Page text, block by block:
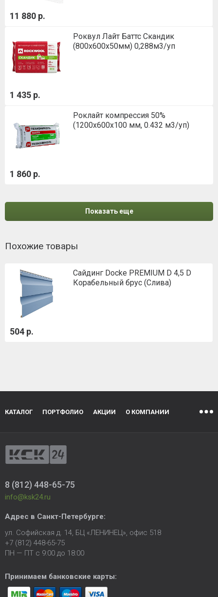
11 880 р.
Роквул Лайт Баттс Скандик
(800х600х50мм) 0,288м3/уп
1 435 р.
Роклайт компрессия 50%
(1200х600х100 мм, 0.432 м3/уп)
1 860 р.
Показать еще
Похожие товары
Сайдинг Docke PREMIUM D 4,5 D
Корабельный брус (Слива)
504 р.
КАТАЛОГ ПОРТФОЛИО АКЦИИ О КОМПАНИИ
8 (812) 448-65-75
info@ksk24.ru
Адрес в Санкт-Петербурге:
ул. Софийская д. 14, БЦ «ЛЕНИНЕЦ», офис 518
+7 (812) 448-65-75
ПН — ПТ с 9:00 до 18:00
Принимаем банковские карты: